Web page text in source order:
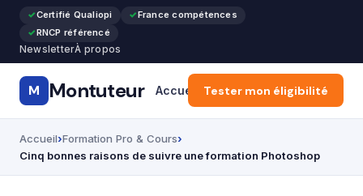
Certifié Qualiopi
France compétences
RNCP référencé
NewsletterÀ propos
M Montuteur Accueil Formation Pro & Cours
Tester mon éligibilité
Accueil Formation Pro & Cours
Cinq bonnes raisons de suivre une formation Photoshop